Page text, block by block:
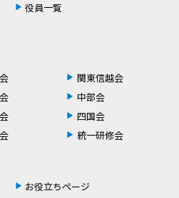
役員一覧
関東信越会
中部会
四国会
統一研修会
お役立ちページ